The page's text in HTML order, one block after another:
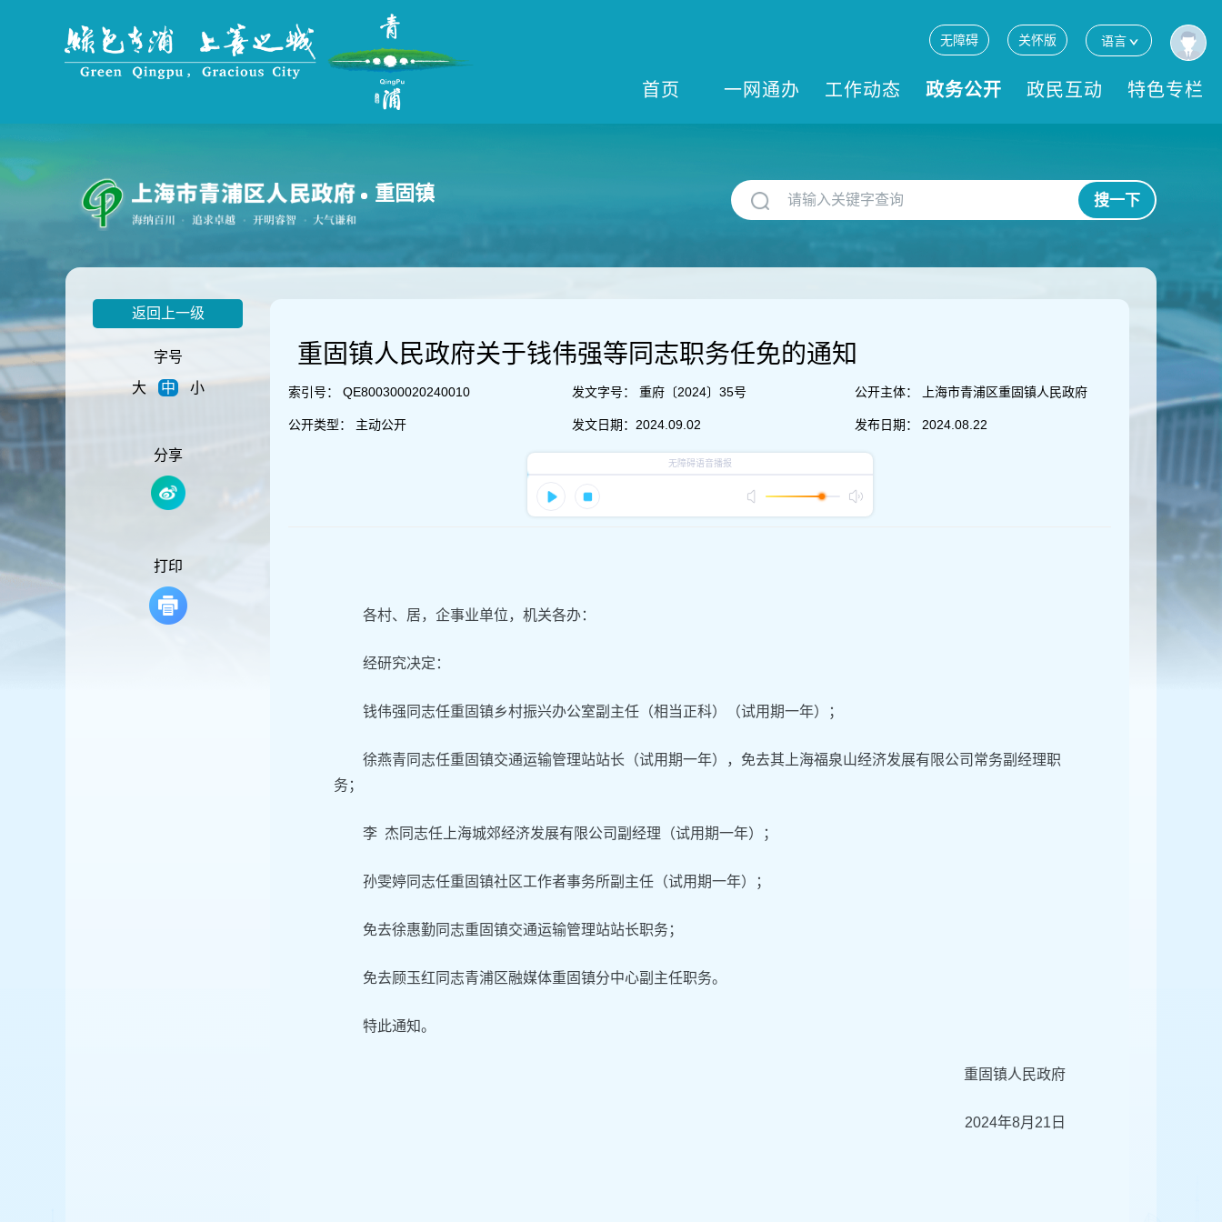
到
主
要
内
无障碍 关怀版 语言
首页 一网通办 工作动态 政务公开 政民互动 特色专栏
重固镇 搜一下
返回上一级
字号
大
中 小
分享
打印
重固镇人民政府关于钱伟强等同志职务任免的通知
索引号： QE800300020240010
公开类型： 主动公开
发文字号： 重府〔2024〕35号
发文日期： 2024.09.02
公开主体： 上海市青浦区重固镇人民政府
发布日期： 2024.08.22
各村、居，企事业单位，机关各办：
经研究决定：
钱伟强同志任重固镇乡村振兴办公室副主任（相当正科）（试用期一年）；
徐燕青同志任重固镇交通运输管理站站长（试用期一年），免去其上海福泉山经济发展有限公司常务副经理职
务；
李 杰同志任上海城郊经济发展有限公司副经理（试用期一年）；
孙雯婷同志任重固镇社区工作者事务所副主任（试用期一年）；
免去徐惠勤同志重固镇交通运输管理站站长职务；
免去顾玉红同志青浦区融媒体重固镇分中心副主任职务。
特此通知。
重固镇人民政府
2024年8月21日